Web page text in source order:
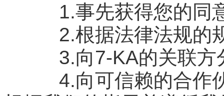
1.事先获得您的同
2.根据法律法规的规
3.向7-KA的关联方
4.向可信赖的合作伙